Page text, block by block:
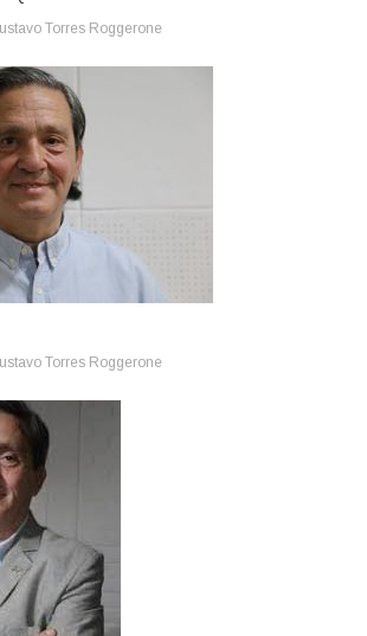
Torres Roggerone
Torres Roggerone